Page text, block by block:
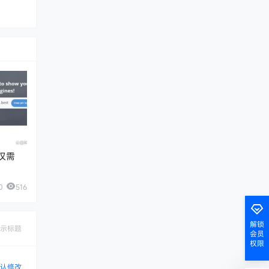
需
516
标题
修改
解锁
会员
权限